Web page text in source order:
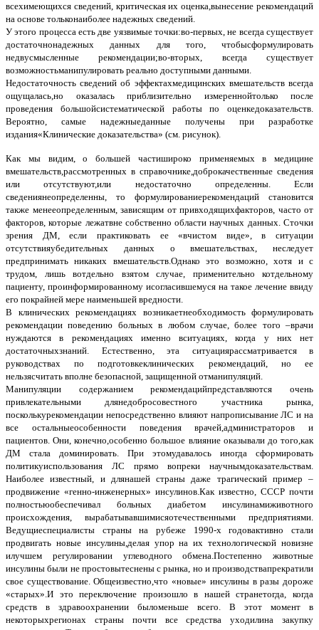
всехимеющихся сведений, критическая их оценка,вынесение рекомендаций
на основе тольконаиболее надежных сведений.
У этого процесса есть две уязвимые точки:во-первых, не всегда существует
достаточнонадежных данных для того, чтобысформулировать
недвусмысленные рекомендации;во-вторых, всегда существует
возможностьманипулировать реально доступными данными.
Недостаточность сведений об эффектахмедицинских вмешательств всегда
ощущалась,но оказалась приблизительно измереннойтолько после
проведения большойсистематической работы по оценкедоказательств.
Вероятно, самые надежныеданные получены при разработке
издания«Клинические доказательства» (см. рисунок).
Как мы видим, о большей частишироко применяемых в медицине
вмешательств,рассмотренных в справочнике,доброкачественные сведения
или отсутствуют,или недостаточно определенны. Если
сведениянеопределенны, то формулированиерекомендаций становится
также менееопределенным, зависящим от привходящихфакторов, часто от
факторов, которые лежатвне собственно области научных данных. Сточки
зрения ДМ, если практиковать ее «вчистом виде», в ситуации
отсутствияубедительных данных о вмешательствах, неследует
предпринимать никаких вмешательств.Однако это возможно, хотя и с
трудом, лишь вотдельно взятом случае, применительно котдельному
пациенту, проинформированному исогласившемуся на такое лечение ввиду
его покрайней мере наименьшей вредности.
В клинических рекомендациях возникаетнеобходимость формулировать
рекомендации поведению больных в любом случае, более того –врачи
нуждаются в рекомендациях именно вситуациях, когда у них нет
достаточныхзнаний. Естественно, эта ситуациярассматривается в
руководствах по подготовкеклинических рекомендаций, но ее
нельзясчитать вполне безопасной, защищенной отманипуляций.
Манипуляции содержанием рекомендацийпредставляются очень
привлекательными длянедобросовестного участника рынка,
посколькурекомендации непосредственно влияют напрописывание ЛС и на
все остальныеособенности поведения врачей,администраторов и
пациентов. Они, конечно,особенно большое влияние оказывали до того,как
ДМ стала доминировать. При этомудавалось иногда сформировать
политикуиспользования ЛС прямо вопреки научнымдоказательствам.
Наиболее известный, и длянашей страны даже трагический пример –
продвижение «генно-инженерных» инсулинов.Как известно, СССР почти
полностьюобеспечивал больных диабетом инсулинамиживотного
происхождения, вырабатывавшимисяотечественными предприятиями.
Ведущиеспециалисты страны на рубеже 1990-х годовактивно стали
продвигать новые инсулины,делая упор на их технологической новизне
илучшем регулировании углеводного обмена.Постепенно животные
инсулины были не простовытеснены с рынка, но и производствапрекратили
свое существование. Общеизвестно,что «новые» инсулины в разы дороже
«старых».И это переключение произошло в нашей странетогда, когда
средств в здравоохранении быломеньше всего. В этот момент в
некоторыхрегионах страны почти все средства уходилина закупку